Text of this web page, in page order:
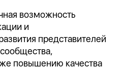
возможность
и
представителей
повышению качества